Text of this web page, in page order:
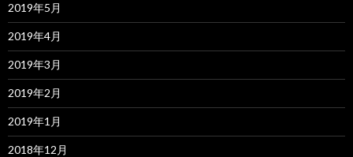
2019年5月
2019年4月
2019年3月
2019年2月
2019年1月
2018年12月